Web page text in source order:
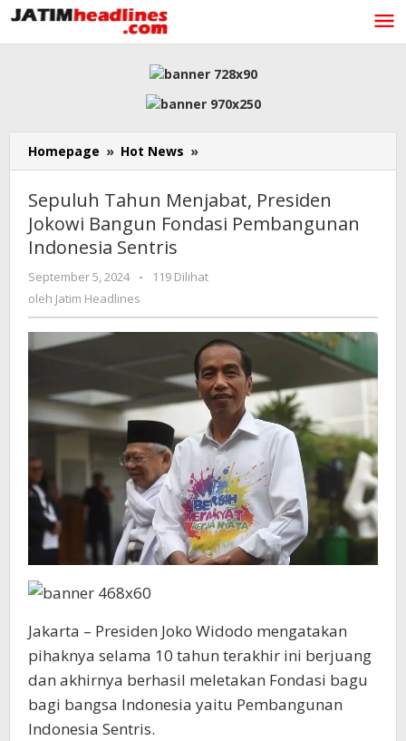
Lewati
ke
konten
Homepage » Hot News »
Tahun
Presiden
Jokowi
Pembangunan
Sentris
Sepuluh Tahun Menjabat, Presiden
Jokowi Bangun Fondasi Pembangunan
Indonesia Sentris
September 5, 2024
oleh
-
119 Dilihat
oleh Jatim Headlines
Jakarta – Presiden Joko Widodo mengatakan
pihaknya selama 10 tahun terakhir ini berjuang
dan akhirnya berhasil meletakan Fondasi bagu
bagi bangsa Indonesia yaitu Pembangunan
Indonesia Sentris.